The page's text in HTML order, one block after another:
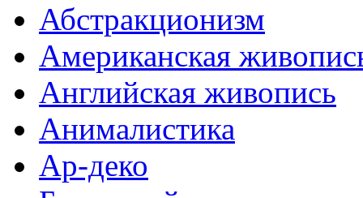
Абстракционизм
Американская
Английская живопись
Анималистика
Ар-деко